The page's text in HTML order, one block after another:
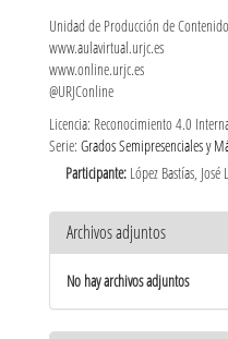
Unidad de Producción de
www.aulavirtual.urjc.es
www.online.urjc.es
@URJConline
Licencia: Reconocimiento 4.0
Serie: Grados Semipresenciales y
Participante: López Bastías, José
Archivos adjuntos
No hay archivos adjuntos